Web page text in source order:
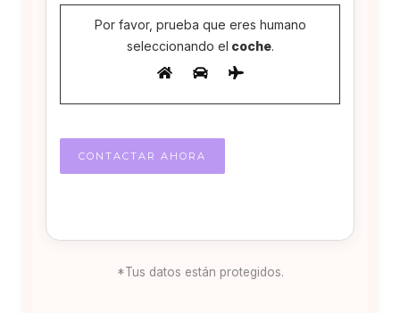
Por favor, prueba que eres humano
seleccionando el coche.
*Tus datos están protegidos.